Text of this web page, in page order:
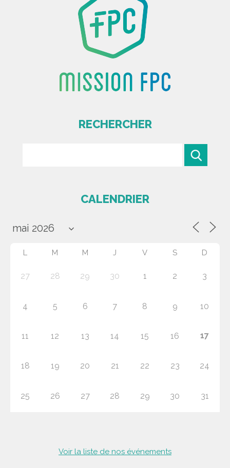
RECHERCHER
CALENDRIER
L M M J V S D
27 28 29 30 1 2 3
4 5 6 7 8 9 10
11 12 13 14 15 16 17
18 19 20 21 22 23 24
25 26 27 28 29 30 31
Voir la liste de nos événements